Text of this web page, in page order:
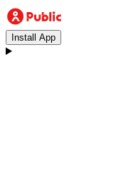
Install App